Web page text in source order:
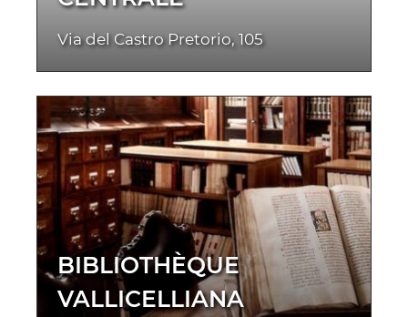
Via del Castro Pretorio, 105
BIBLIOTHÈQUE
VALLICELLIANA